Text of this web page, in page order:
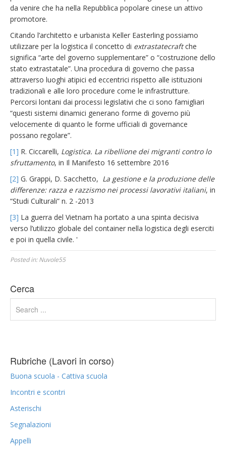
da venire che ha nella Repubblica popolare cinese un attivo
promotore.
Citando l’architetto e urbanista Keller Easterling possiamo
utilizzare per la logistica il concetto di extrastatecraftche
significa “arte del governo supplementare” o “costruzione dello
stato extrastatale”. Una procedura di governo che passa
attraverso luoghi atipici ed eccentrici rispetto alle istituzioni
tradizionali e alle loro procedure come le infrastrutture.
Percorsi lontani dai processi legislativi che ci sono famigliari
“questi sistemi dinamici generano forme di governo più
velocemente di quanto le forme ufficiali di governance
possano regolare”.
[1] R. Ciccarelli, Logistica. La ribellione dei migranti contro lo
sfruttamento, in Il Manifesto 16 settembre 2016
[2] G. Grappi, D. Sacchetto, La gestione e la produzione delle
differenze: razza e razzismo nei processi lavorativi italiani, in
“Studi Culturali” n. 2 -2013
[3] La guerra del Vietnam ha portato a una spinta decisiva
verso l’utilizzo globale del container nella logistica degli eserciti
e poi in quella civile. '
Posted in:Nuvole55
Cerca
Rubriche (Lavori in corso)
Buona scuola - Cattiva scuola
Incontri e scontri
Asterischi
Segnalazioni
Appelli